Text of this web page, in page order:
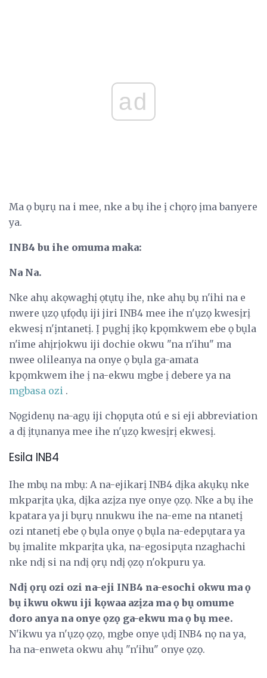
ad
Ma ọ bụrụ na i mee, nke a bụ ihe ị chọrọ ịma banyere
ya.
INB4 bu ihe omuma maka:
Na Na.
Nke ahụ akọwaghị ọtụtụ ihe, nke ahụ bụ n'ihi na e
nwere ụzọ ụfọdụ iji jiri INB4 mee ihe n'ụzọ kwesịrị
ekwesị n'ịntanetị. Ị pụghị ịkọ kpọmkwem ebe ọ bụla
n'ime ahịrịokwu iji dochie okwu "na n'ihu" ma
nwee olileanya na onye ọ bụla ga-amata
kpọmkwem ihe ị na-ekwu mgbe ị debere ya na
mgbasa ozi .
Nọgidenụ na-agụ iji chọpụta otú e si eji abbreviation
a dị ịtụnanya mee ihe n'ụzọ kwesịrị ekwesị.
Esila INB4
Ihe mbụ na mbụ: A na-ejikarị INB4 dịka akụkụ nke
mkparịta ụka, dịka azịza nye onye ọzọ. Nke a bụ ihe
kpatara ya ji bụrụ nnukwu ihe na-eme na ntanetị
ozi ntanetị ebe ọ bụla onye ọ bụla na-edepụtara ya
bụ ịmalite mkparịta ụka, na-egosipụta nzaghachi
nke ndị si na ndị ọrụ ndị ọzọ n'okpuru ya.
Ndị ọrụ ozi ozi na-eji INB4 na-esochi okwu ma ọ
bụ ikwu okwu iji kọwaa azịza ma ọ bụ omume
doro anya na onye ọzọ ga-ekwu ma ọ bụ mee.
N'ikwu ya n'ụzọ ọzọ, mgbe onye ụdị INB4 nọ na ya,
ha na-enweta okwu ahụ "n'ihu" onye ọzọ.